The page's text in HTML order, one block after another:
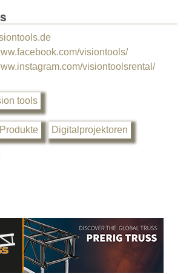
visiontools/
visiontoolsrental/
tools
Digitalprojektoren